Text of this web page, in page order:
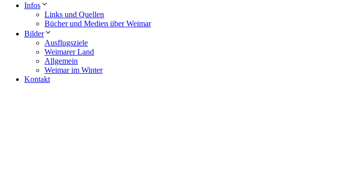
Infos
Links und Quellen
Bücher und Medien über Weimar
Bilder
Ausflugsziele
Weimarer Land
Allgemein
Weimar im Winter
Kontakt